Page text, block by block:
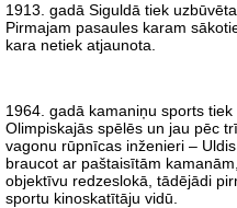
1913. gadā Siguldā tiek
Pirmajam pasaules karam
kara netiek atjaunota.
1964. gadā kamaniņu sports
Olimpiskajās spēlēs un jau pēc
vagonu rūpnīcas inženieri –
braucot ar paštaisītām
objektīvu redzeslokā, tādējādi
sportu kinoskatītāju vidū.